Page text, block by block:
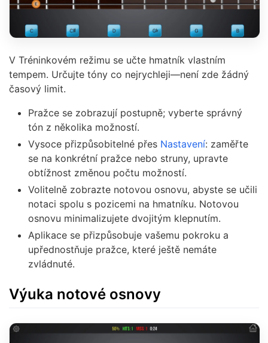
V Tréninkovém režimu se učte hmatník vlastním
tempem. Určujte tóny co nejrychleji—není zde žádný
časový limit.
Pražce se zobrazují postupně; vyberte správný
tón z několika možností.
Vysoce přizpůsobitelné přes Nastavení: zaměřte
se na konkrétní pražce nebo struny, upravte
obtížnost změnou počtu možností.
Volitelně zobrazte notovou osnovu, abyste se učili
notaci spolu s pozicemi na hmatníku. Notovou
osnovu minimalizujete dvojitým klepnutím.
Aplikace se přizpůsobuje vašemu pokroku a
upřednostňuje pražce, které ještě nemáte
zvládnuté.
Výuka notové osnovy